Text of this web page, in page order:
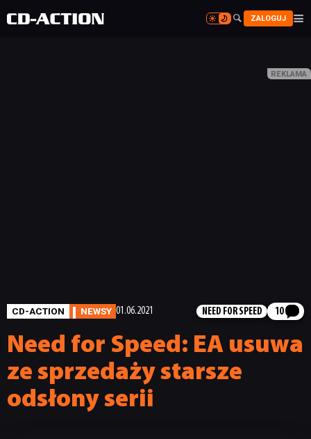

 ZALOGUJ 

CD-ACTION NEWSY 01.06.2021 NEED FOR SPEED 10
Need for Speed: EA usuwa
ze sprzedaży starsze
odsłony serii